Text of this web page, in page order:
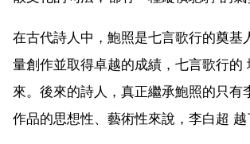
在古代詩人中，鮑照是七言歌行的奠基
量創作並取得卓越的成績，七言歌行的
來。後來的詩人，真正繼承鮑照的只有
作品的思想性、藝術性來說，李白超 越